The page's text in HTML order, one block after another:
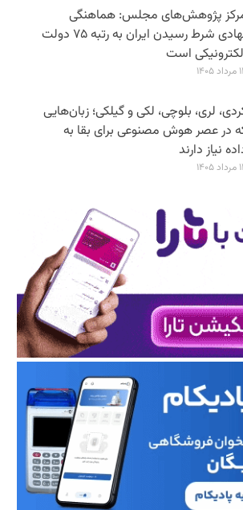
پژوهش‌های مجلس: هماهنگی
نهادی شرط رسیدن ایران به رتبه ۷۵ دولت
است
لری، بلوچی، لکی و گیلکی؛ زبان‌هایی
در عصر هوش مصنوعی برای بقا به
نیاز دارند